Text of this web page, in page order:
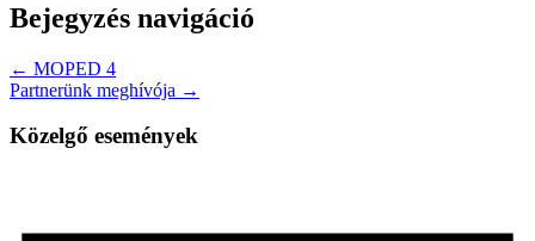
Bejegyzés navigáció
← MOPED 4
Partnerünk meghívója →
Közelgő események